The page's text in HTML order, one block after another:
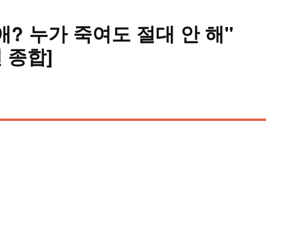
? 누가 죽여도 절대 안 해"
종합]